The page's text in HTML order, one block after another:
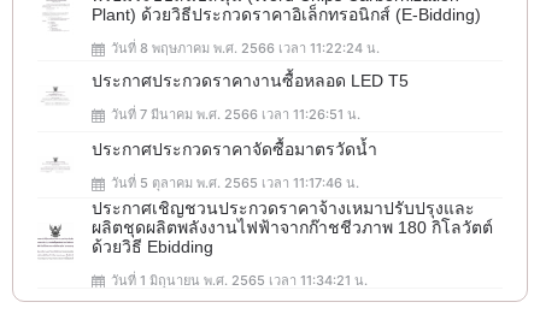
Plant) ด้วยวิธีประกวดราคาอิเล็กทรอนิกส์ (e-Bidding)
วันที่ 8 พฤษภาคม พ.ศ. 2566 เวลา 11:22:24 น.
ประกาศประกวดราคางานซื้อหลอด LED T5
วันที่ 7 มีนาคม พ.ศ. 2566 เวลา 11:26:51 น.
ประกาศประกวดราคาจัดซื้อมาตรวัดน้ำ
วันที่ 5 ตุลาคม พ.ศ. 2565 เวลา 11:17:46 น.
ประกาศเชิญชวนประกวดราคาจ้างเหมาปรับปรุงและ
ผลิตชุดผลิตพลังงานไฟฟ้าจากก๊าชชีวภาพ 180 กิโลวัตต์
ด้วยวิธี Ebidding
วันที่ 1 มิถุนายน พ.ศ. 2565 เวลา 11:34:21 น.